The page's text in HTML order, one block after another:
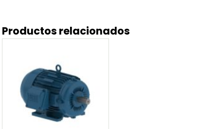
Productos relacionados